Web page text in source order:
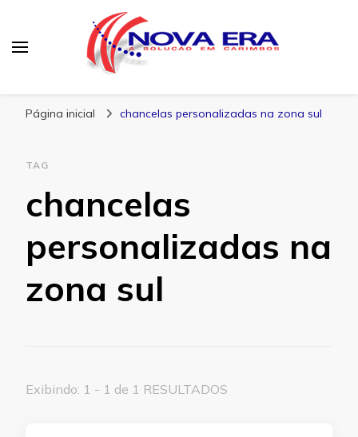
Página inicial chancelas personalizadas na zona sul
TAG
chancelas
personalizadas na
zona sul
Exibindo: 1 - 1 de 1 RESULTADOS